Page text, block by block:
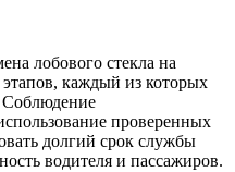
лобового стекла на
каждый из которых
Соблюдение
проверенных
долгий срок службы
водителя и пассажиров.